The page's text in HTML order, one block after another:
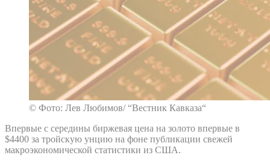
© Фото: Лев Любимов/ “Вестник Кавказа“
Впервые с середины биржевая цена на золото впервые в
$4400 за тройскую унцию на фоне публикации свежей
макроэкономической статистики из США.